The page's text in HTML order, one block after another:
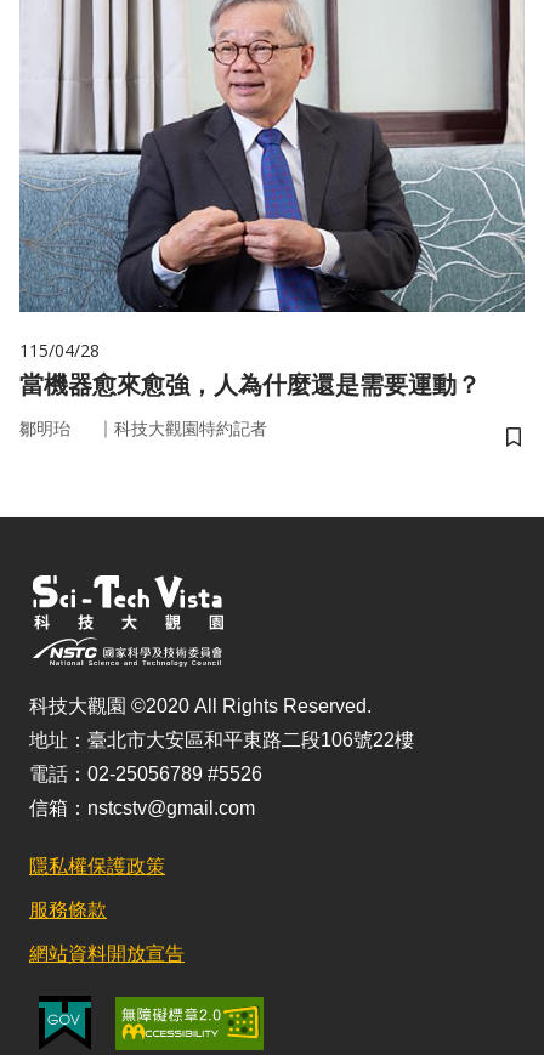
115/04/28
當機器愈來愈強，人為什麼還是需要運動？
鄒明珆 ｜ 科技大觀園特約記者
儲
科技大觀園 ©2020 All Rights Reserved.
地址：臺北市大安區和平東路二段106號22樓
電話：02-25056789 #5526
信箱：nstcstv@gmail.com
隱私權保護政策
服務條款
網站資料開放宣告